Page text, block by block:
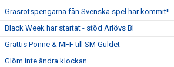
Gräsrotspengarna fån Svenska spel har kommit!!
Black Week har startat - stöd Arlövs BI
Grattis Ponne & MFF till SM Guldet
Glöm inte ändra klockan…